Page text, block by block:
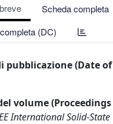
Scheda completa
(DC)
pubblicazione (Date
volume
International Solid-State